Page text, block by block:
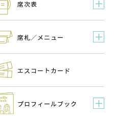
席次表
席札／メニュー
エスコートカード
プロフィールブック